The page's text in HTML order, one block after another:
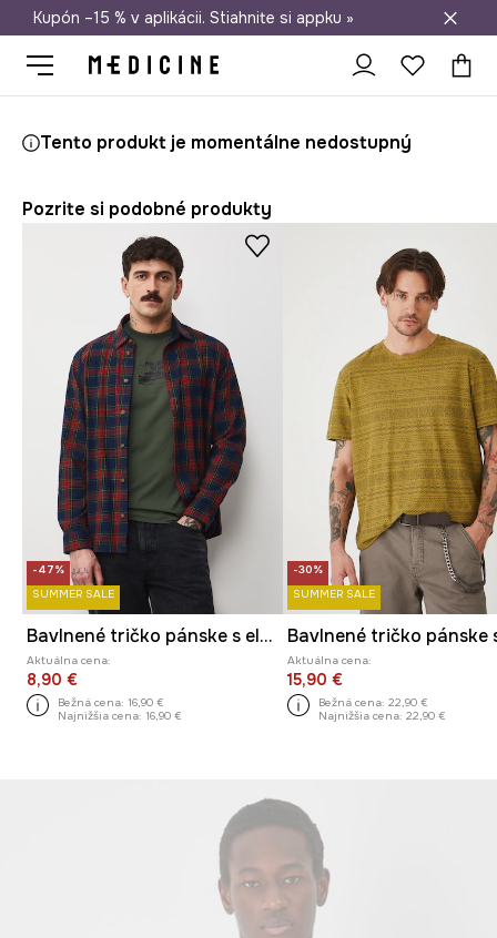
Doprava zadarmo od 50 €
Kupón –15 % v aplikácii. Stiahnite si appku »
Tento produkt je momentálne nedostupný
Pozrite si podobné produkty
-47%
SUMMER SALE
Bavlnené tričko pánske s elastanom a potlačou
Aktuálna cena:
8,90 €
Bežná cena: 16,90 €
Najnižšia cena: 16,90 €
-30%
SUMMER SALE
Aktuálna cena:
15,90 €
Bežná cena: 22,90 €
Najnižšia cena: 22,90 €